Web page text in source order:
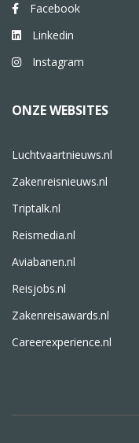
Facebook
Linkedin
Instagram
ONZE WEBSITES
Luchtvaartnieuws.nl
Zakenreisnieuws.nl
Triptalk.nl
Reismedia.nl
Aviabanen.nl
Reisjobs.nl
Zakenreisawards.nl
Careerexperience.nl